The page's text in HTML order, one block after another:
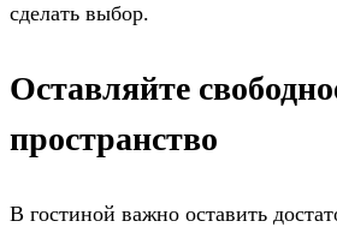
сделать выбор.
Оставляйте
пространство
В гостиной важно оставить